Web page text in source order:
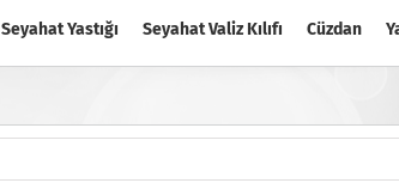
Seyahat Yastığı Seyahat Valiz Kılıfı Cüzdan